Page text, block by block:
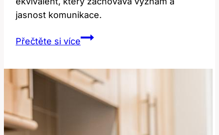
jasnost komunikace.
Přečtěte si vícePackage:
Přeložit
Tento
Obchodní